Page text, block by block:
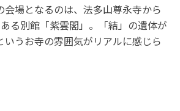
会場となるのは、法多山尊永寺から
る別館「紫雲閣」。「結」の遺体が
うお寺の雰囲気がリアルに感じら